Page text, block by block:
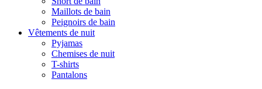
Maillots de bain
Peignoirs de bain
Vêtements de nuit
Pyjamas
Chemises de nuit
T-shirts
Pantalons